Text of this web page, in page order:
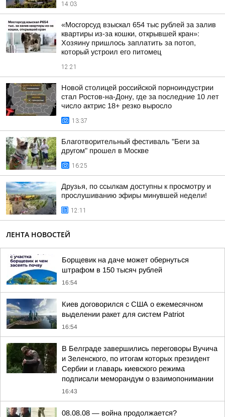
14:03
«Мосгорсуд взыскал 654 тыс рублей за залив
квартиры из-за кошки, открывшей кран»:
Хозяину пришлось заплатить за потоп,
который устроил его питомец
12:21
Новой столицей российской порноиндустрии
стал Ростов-на-Дону, где за последние 10 лет
число актрис 18+ резко выросло
13:37
Благотворительный фестиваль "Беги за
другом" прошел в Москве
16:25
Друзья, по ссылкам доступны к просмотру и
прослушиванию эфиры минувшей недели!
12:11
ЛЕНТА НОВОСТЕЙ
Борщевик на даче может обернуться
штрафом в 150 тысяч рублей
16:54
Киев договорился с США о ежемесячном
выделении ракет для систем Patriot
16:54
В Белграде завершились переговоры Вучича
и Зеленского, по итогам которых президент
Сербии и главарь киевского режима
подписали меморандум о взаимопонимании
16:43
08.08.08 — война продолжается?